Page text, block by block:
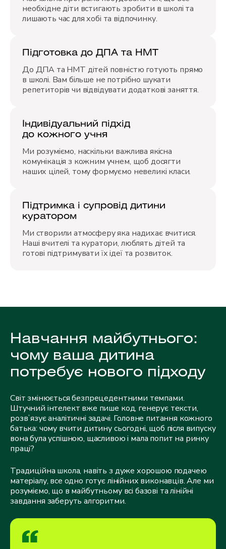
необхідне діти встигають зробити в школі та
лишають час для хобі та відпочинку.
Підготовка до ДПА та НМТ
До ДПА та НМТ дітей повністю готують прямо
в школі. Вам більше не потрібно шукати
репетиторів чи відвідувати додаткові заняття.
Індивідуальний підхід
до кожного учня
Ми розуміємо, наскільки важлива якісна
комунікація з кожним учнем, щоб досягти
наших цілей, тому формуємо невеликі класи.
Підтримка і супровід дитини
куратором
Ми створили атмосферу яка надихає вчитися.
Наші вчителі та куратори, люблять дітей та
готові підтримувати їх ідеї та розвиток.
Навчання майбутнього:
чому ваша дитина
потребує нового підходу
Світ змінюється безпрецедентними темпами.
Штучний інтелект вже пише код, генерує тексти,
розвʼязує аналітичні задачі. Головне питання кожного
батька: чому вчити дитину сьогодні, щоб після випуску
вона була успішною, щасливою і мала попит на ринку
праці?
Традиційна школа, навіть з дуже хорошою подачею
матеріалу, все одно готує лінійних виконавців. Але ми
розуміємо, що в майбутньому всі базові та лінійні
завдання заберуть алгоритми.